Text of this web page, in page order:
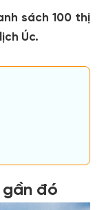
sách 100 thị
Úc.
đó